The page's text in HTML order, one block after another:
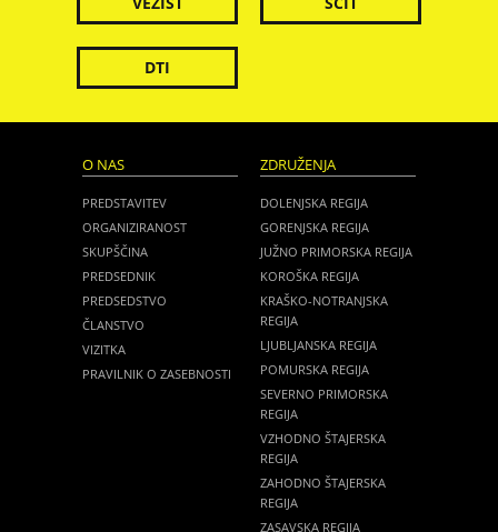
DTI
O NAS
PREDSTAVITEV
ORGANIZIRANOST
SKUPŠČINA
PREDSEDNIK
PREDSEDSTVO
ČLANSTVO
VIZITKA
PRAVILNIK O ZASEBNOSTI
ZDRUŽENJA
DOLENJSKA REGIJA
GORENJSKA REGIJA
JUŽNO PRIMORSKA REGIJA
KOROŠKA REGIJA
KRAŠKO-NOTRANJSKA
REGIJA
LJUBLJANSKA REGIJA
POMURSKA REGIJA
SEVERNO PRIMORSKA
REGIJA
VZHODNO ŠTAJERSKA
REGIJA
ZAHODNO ŠTAJERSKA
REGIJA
ZASAVSKA REGIJA